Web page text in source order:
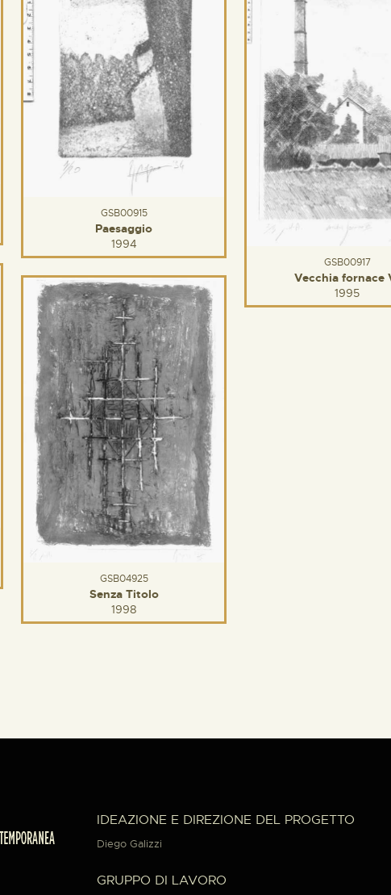
GSB00915
Paesaggio
1994
GSB00917
Vecchia fornace
1995
GSB04925
Senza Titolo
1998
IDEAZIONE E DIREZIONE DEL PROGETTO
Diego Galizzi
GRUPPO DI LAVORO